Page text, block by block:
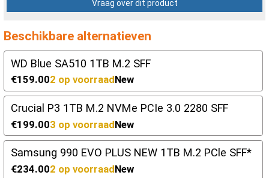
Vraag over dit product
Beschikbare alternatieven
WD Blue SA510 1TB M.2 SFF
€159.002 op voorraadNew
Crucial P3 1TB M.2 NVMe PCIe 3.0 2280 SFF
€199.003 op voorraadNew
Samsung 990 EVO PLUS NEW 1TB M.2 PCle SFF*
€234.002 op voorraadNew